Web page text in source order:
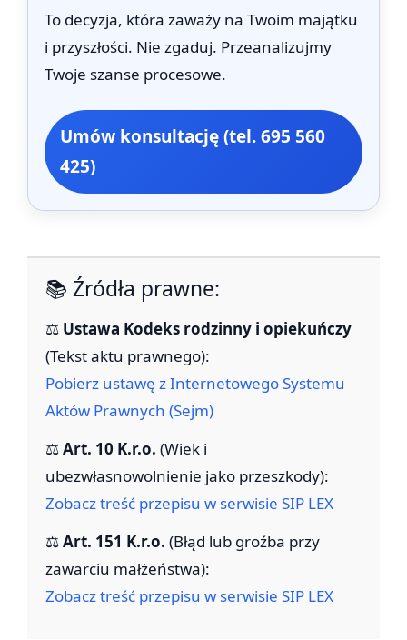
To decyzja, która zaważy na Twoim majątku
i przyszłości. Nie zgaduj. Przeanalizujmy
Twoje szanse procesowe.
Umów konsultację (tel. 695 560
425)
📚 Źródła prawne:
⚖️ Ustawa Kodeks rodzinny i opiekuńczy
(Tekst aktu prawnego):
Pobierz ustawę z Internetowego Systemu
Aktów Prawnych (Sejm)
⚖️Art. 10 K.r.o. (Wiek i
ubezwłasnowolnienie jako przeszkody):
Zobacz treść przepisu w serwisie SIP LEX
⚖️Art. 151 K.r.o. (Błąd lub groźba przy
zawarciu małżeństwa):
Zobacz treść przepisu w serwisie SIP LEX